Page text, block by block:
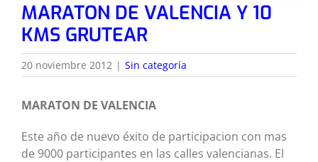
MARATON DE VALENCIA Y 10
KMS GRUTEAR
20 noviembre 2012 | Sin categoría
MARATON DE VALENCIA
Este año de nuevo éxito de participacion con mas
de 9000 participantes en las calles valencianas. El